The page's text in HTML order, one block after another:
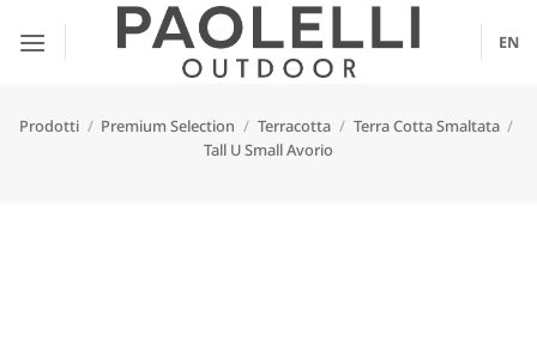
EN
Prodotti / Premium Selection / Terracotta / Terra Cotta Smaltata /
Tall U Small Avorio